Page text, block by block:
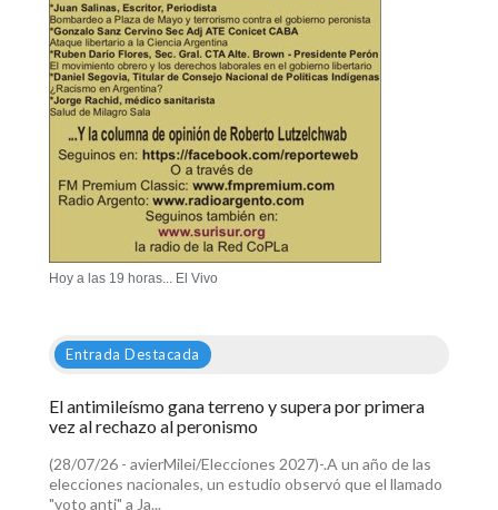
Hoy a las 19 horas... El Vivo
Entrada Destacada
El antimileísmo gana terreno y supera por primera
vez al rechazo al peronismo
(28/07/26 - avierMilei/Elecciones 2027)-.A un año de las
elecciones nacionales, un estudio observó que el llamado
"voto anti" a Ja...